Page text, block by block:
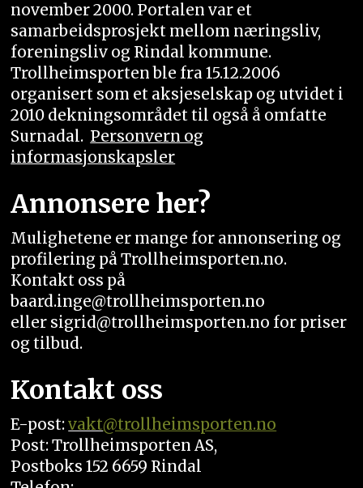
november 2000. Portalen var et
samarbeidsprosjekt mellom næringsliv,
foreningsliv og Rindal kommune.
Trollheimsporten ble fra 15.12.2006
organisert som et aksjeselskap og utvidet i
2010 dekningsområdet til også å omfatte
Surnadal. Personvern og
informasjonskapsler
Annonsere her?
Mulighetene er mange for annonsering og
profilering på Trollheimsporten.no.
Kontakt oss på
baard.inge@trollheimsporten.no
eller sigrid@trollheimsporten.no for priser
og tilbud.
Kontakt oss
E-post:vakt@trollheimsporten.no
Post: Trollheimsporten AS,
Postboks 152 6659 Rindal